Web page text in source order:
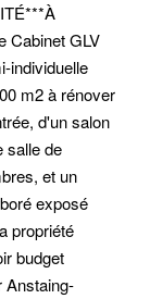
Cabinet GLV
individuelle
m2 à rénover
d'un salon
salle de
et un
exposé
propriété
budget
Anstaing-